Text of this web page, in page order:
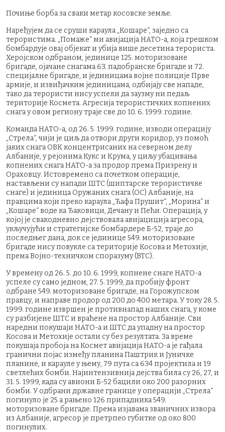
Почиње борба за сваки метар косовске земље.
Наређујем да се сруши караула „Кошаре“, заједно са
терористима. „Помаже“ ми авијација НАТО-а, која грешком
бомбардује овај објекат и убија више десетина терориста.
Херојском одбраном, јединице 125. моторизоване
бригаде, ојачане снагама 63. падобранскe бригадe и 72.
специјалнe бригадe, и јединицама војне полиције Прве
армије, и извиђачким јединицама, одбијају све нападе,
тако да терористи нису успели да заузму ни педаљ
територије Космета. Агресија терористичких копнених
снага у овом региону траје све до 10. 6. 1999. године.
Команда НАТО-а, од 26. 5. 1999. године, изводи операцију
„Стрела“, чији је циљ да отвори други коридор, уз помоћ
јаких снага ОВК концентрисаних на северном делу
Албаније, у рејонима Кукс и Крума, у циљу убацивања
копнених снага НАТО-а за продор према Призрену и
Ораховцу. Истовремено са почетком операције,
настављени су напади ШТС (шиптарске терористичке
снаге) и јединица Оружаних снага (ОС) Албаније, на
правцима који преко караула „Ћафа Прушит“, „Морина“ и
„Кошаре“ воде ка Ђаковици, Дечану и Пећи. Операција, у
којој је свакодневно дејствовала авијациција агресора,
укључујући и стратегијске бомбардере Б-52, траје до
последњег дана, док се јединице 549. моторизоване
бригаде нису повукле са територије Косова и Метохије,
према Војно-техничком споразуму (ВТС).
У времену од 26. 5. до 10. 6. 1999, копнене снаге НАТО-а
успеле су само једном, 27. 5. 1999, да пробију фронт
одбране 549. моторизоване бригаде, на Горожупском
правцу, и направе продор од 200 до 400 метара. У току 28. 5.
1999. године извршен је противнапад наших снага, у коме
су разбијене ШТС и враћене на простор Албаније. Сви
наредни покушаји НАТО-а и ШТС да упадну на простор
Косова и Метохије остали су без резултата. За време
покушаја пробоја на Космет авијација НАТО-а је гађала
гранични појас између планина Паштрик и Јуничке
планине, и карауле у њему, 79 пута са 634 пројектила и 19
светлећих бомби. Најинтензивнија дејства била су 26, 27, и
31. 5. 1999, када су авиони Б-52 бацили око 200 разорних
бомби. У одбрани државне границе y операцији „Стрела“
погинуло је 25 а рањено 126 припадника 549.
моторизоване бригаде. Према изјавама званичних извора
из Албаније, агресор је претрпео губитке од око 800
погинулих.